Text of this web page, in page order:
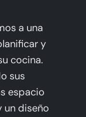
a una
y
cocina.
sus
espacio
un diseño